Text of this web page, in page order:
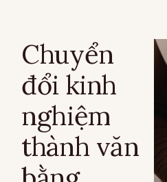
Chuyển
đổi kinh
nghiệm
thành văn